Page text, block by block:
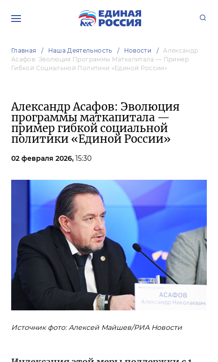
Главная Наша Деятельность Новости
Александр
Асафов: Эволюция Программы Маткапитала — Пример
Гибкой Социальной Политики «Единой России»
Александр Асафов: Эволюция
программы маткапитала —
пример гибкой социальной
политики «Единой России»
02 февраля 2026, 15:30
Источник фото: Алексей Майшев/РИА Новости